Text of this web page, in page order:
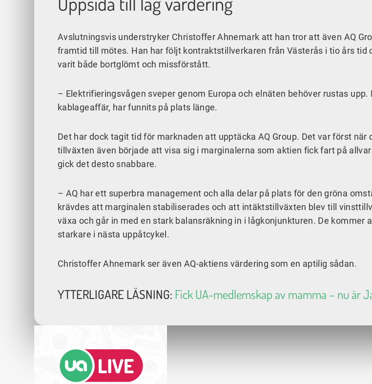
Avslutningsvis understryker Christoffer Ahnemark att han tror att även AQ
framtid till mötes. Han har följt kontraktstillverkaren från Västerås i tio års tid
varit både bortglömt och missförstått.
– Elektrifieringsvågen sveper genom Europa och elnäten behöver rustas upp.
kablageaffär, har funnits på plats länge.
Det har dock tagit tid för marknaden att upptäcka AQ Group. Det var först när
tillväxten även började att visa sig i marginalerna som aktien fick fart på allvar
gick det desto snabbare.
– AQ har ett superbra management och alla delar på plats för den gröna
krävdes att marginalen stabiliserades och att intäktstillväxten blev till
växa och går in med en stark balansräkning in i lågkonjunkturen. De kommer
starkare i nästa uppåtcykel.
Christoffer Ahnemark ser även AQ-aktiens värdering som en aptilig sådan.
YTTERLIGARE LÄSNING: Fick UA-medlemskap av mamma – nu är